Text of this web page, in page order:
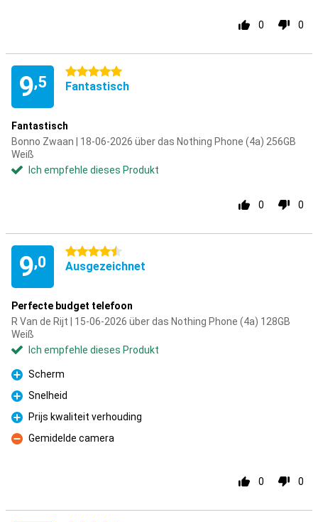
0 0
9,5
5 Sterne
Fantastisch
Fantastisch
Bonno Zwaan | 18-06-2026 über das Nothing Phone (4a) 256GB
Weiß
Ich empfehle dieses Produkt
0 0
9,0
4.5 Sterne
Ausgezeichnet
Perfecte budget telefoon
R Van de Rijt | 15-06-2026 über das Nothing Phone (4a) 128GB
Weiß
Ich empfehle dieses Produkt
Pro
Scherm
Pro
Snelheid
Pro
Prijs kwaliteit verhouding
Kontra
Gemidelde camera
0 0